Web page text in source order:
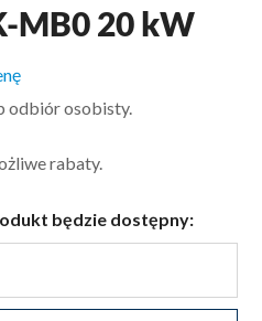
MB0 20 kW
odbiór osobisty.
rabaty.
będzie dostępny: